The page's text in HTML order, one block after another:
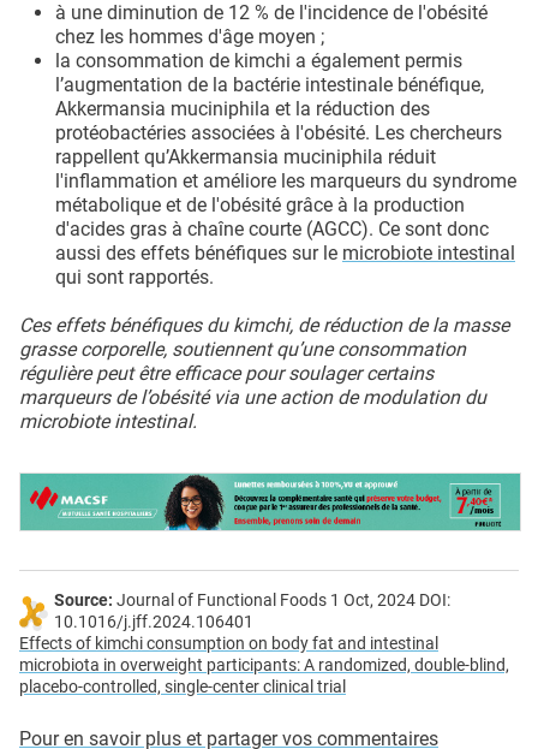
à une diminution de 12 % de l'incidence de l'obésité
chez les hommes d'âge moyen ;
la consommation de kimchi a également permis
l’augmentation de la bactérie intestinale bénéfique,
Akkermansia muciniphila et la réduction des
protéobactéries associées à l'obésité. Les chercheurs
rappellent qu’Akkermansia muciniphila réduit
l'inflammation et améliore les marqueurs du syndrome
métabolique et de l'obésité grâce à la production
d'acides gras à chaîne courte (AGCC). Ce sont donc
aussi des effets bénéfiques sur le microbiote intestinal
qui sont rapportés.
Ces effets bénéfiques du kimchi, de réduction de la masse
grasse corporelle, soutiennent qu’une consommation
régulière peut être efficace pour soulager certains
marqueurs de l’obésité via une action de modulation du
microbiote intestinal.
Source: Journal of Functional Foods 1 Oct, 2024 DOI:
10.1016/j.jff.2024.106401
Effects of kimchi consumption on body fat and intestinal
microbiota in overweight participants: A randomized, double-blind,
placebo-controlled, single-center clinical trial
Pour en savoir plus et partager vos commentaires